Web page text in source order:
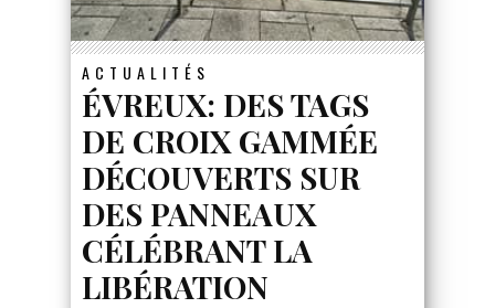
ACTUALITÉS
ÉVREUX: DES TAGS
DE CROIX GAMMÉE
DÉCOUVERTS SUR
DES PANNEAUX
CÉLÉBRANT LA
LIBÉRATION